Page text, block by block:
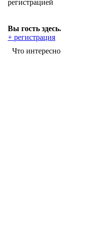
регистрацией
Вы гость здесь.
+ регистрация
Что интересно